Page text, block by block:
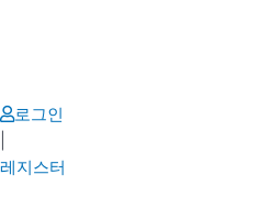
로그인
레지스터